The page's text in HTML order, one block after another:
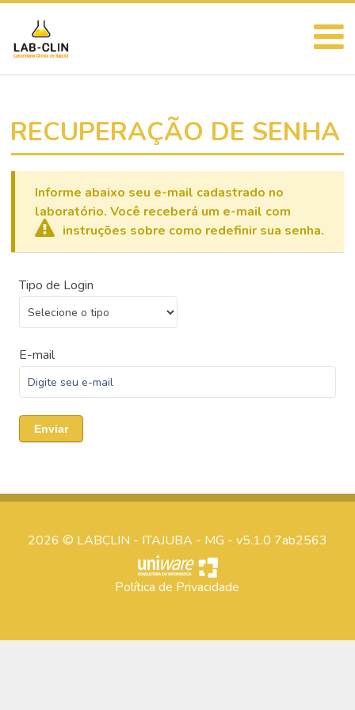
RECUPERAÇÃO DE SENHA
Informe abaixo seu e-mail cadastrado no
laboratório. Você receberá um e-mail com
instruções sobre como redefinir sua senha.
Tipo de Login
E-mail
Enviar
2026 © LABCLIN - ITAJUBA - MG - v5.1.0 7ab2563
Política de Privacidade